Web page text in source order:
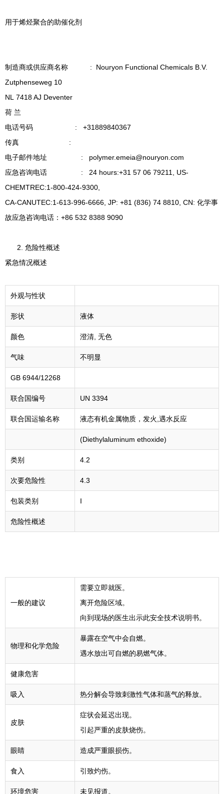
用于烯烃聚合的助催化剂
制造商或供应商名称 : Nouryon Functional Chemicals B.V.
Zutphenseweg 10
NL 7418 AJ Deventer
荷 兰
电话号码 : +31889840367
传真 :
电子邮件地址 : polymer.emeia@nouryon.com
应急咨询电话 : 24 hours:+31 57 06 79211, US-
CHEMTREC:1-800-424-9300,
CA-CANUTEC:1-613-996-6666, JP: +81 (836) 74 8810, CN: 化学事
故应急咨询电话：+86 532 8388 9090
危险性概述
紧急情况概述
外观与性状
形状 液体
颜色 澄清, 无色
气味 不明显
GB 6944/12268
联合国编号 UN 3394
联合国运输名称 液态有机金属物质，发火,遇水反应
(Diethylaluminum ethoxide)
类别 4.2
次要危险性 4.3
包装类别 I
危险性概述
一般的建议
需要立即就医。
离开危险区域。
向到现场的医生出示此安全技术说明书。
物理和化学危险
暴露在空气中会自燃。
遇水放出可自燃的易燃气体。
健康危害
吸入 热分解会导致刺激性气体和蒸气的释放。
皮肤
症状会延迟出现。
引起严重的皮肤烧伤。
眼睛 造成严重眼损伤。
食入 引致灼伤。
环境危害 未见报道。